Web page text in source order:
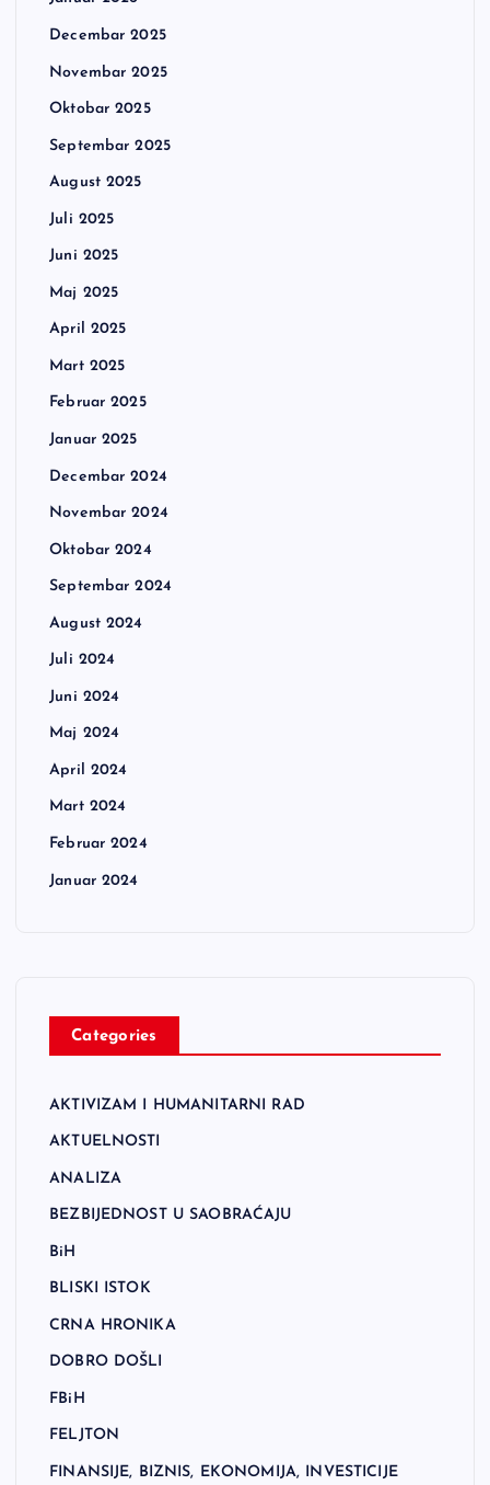
Decembar 2025
Novembar 2025
Oktobar 2025
Septembar 2025
August 2025
Juli 2025
Juni 2025
Maj 2025
April 2025
Mart 2025
Februar 2025
Januar 2025
Decembar 2024
Novembar 2024
Oktobar 2024
Septembar 2024
August 2024
Juli 2024
Juni 2024
Maj 2024
April 2024
Mart 2024
Februar 2024
Januar 2024
Categories
AKTIVIZAM I HUMANITARNI RAD
AKTUELNOSTI
ANALIZA
BEZBIJEDNOST U SAOBRAĆAJU
BiH
BLISKI ISTOK
CRNA HRONIKA
DOBRO DOŠLI
FBiH
FELJTON
FINANSIJE, BIZNIS, EKONOMIJA, INVESTICIJE